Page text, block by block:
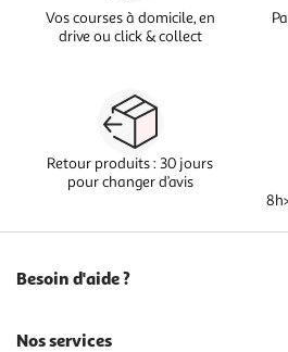
Vos courses à domicile, en
drive ou click & collect
Retour produits : 30 jours
pour changer d’avis
Besoin d'aide ?
Nos services